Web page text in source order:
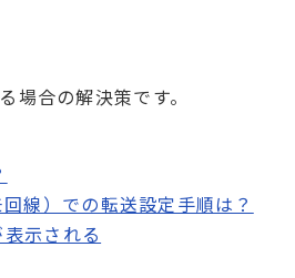
合の解決策です。
線）での転送設定手順は？
示される